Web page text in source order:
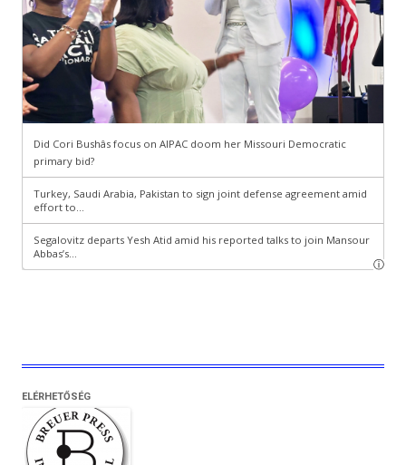
ELÉRHETŐSÉG